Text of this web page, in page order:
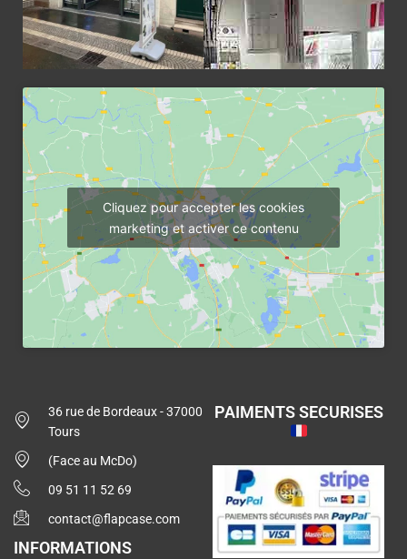
Cliquez pour accepter les cookies
marketing et activer ce contenu
36 rue de Bordeaux - 37000
Tours
(Face au McDo)
09 51 11 52 69
contact@flapcase.com
INFORMATIONS
PAIMENTS SECURISES